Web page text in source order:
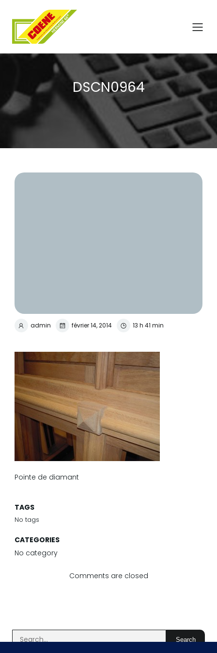
DSCN0964
admin février 14, 2014 13 h 41 min
Pointe de diamant
TAGS
No tags
CATEGORIES
No category
Comments are closed
Search